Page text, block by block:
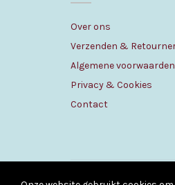
Over ons
Verzenden &
Algemene voorwaarden
Privacy & Cookies
Contact